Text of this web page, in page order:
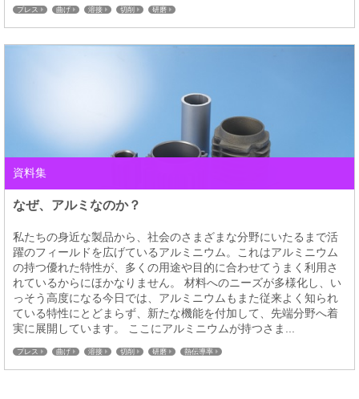
プレス 曲げ 溶接 切削 研磨
資料集
なぜ、アルミなのか？
私たちの身近な製品から、社会のさまざまな分野にいたるまで活
躍のフィールドを広げているアルミニウム。これはアルミニウム
の持つ優れた特性が、多くの用途や目的に合わせてうまく利用さ
れているからにほかなりません。 材料へのニーズが多様化し、い
っそう高度になる今日では、アルミニウムもまた従来よく知られ
ている特性にとどまらず、新たな機能を付加して、先端分野へ着
実に展開しています。 ここにアルミニウムが持つさま...
プレス 曲げ 溶接 切削 研磨 熱伝導率